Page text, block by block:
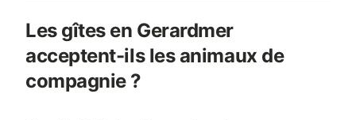
Les gîtes en Gerardmer
acceptent-ils les animaux de
compagnie ?